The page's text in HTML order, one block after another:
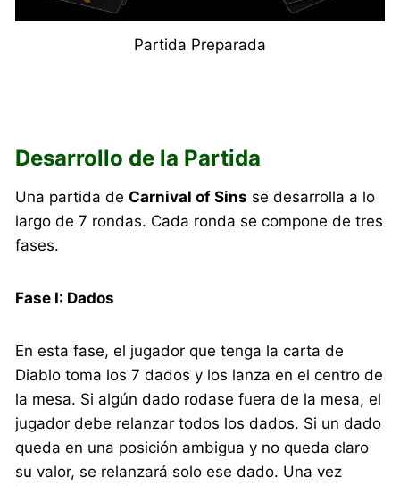
Partida Preparada
Desarrollo de la Partida
Una partida deCarnival of Sins se desarrolla a lo
largo de 7 rondas. Cada ronda se compone de tres
fases.
Fase I: Dados
En esta fase, el jugador que tenga la carta de
Diablo toma los 7 dados y los lanza en el centro de
la mesa. Si algún dado rodase fuera de la mesa, el
jugador debe relanzar todos los dados. Si un dado
queda en una posición ambigua y no queda claro
su valor, se relanzará solo ese dado. Una vez